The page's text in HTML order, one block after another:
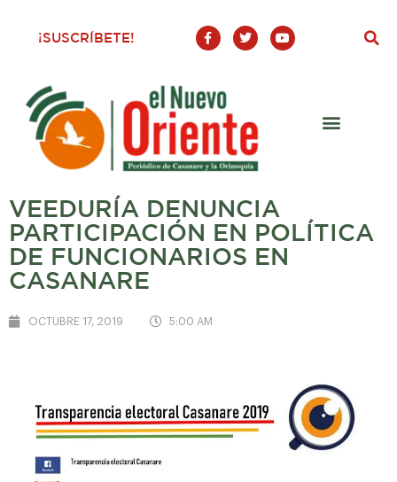
¡SUSCRÍBETE!
F
a
c
o
o
-
T
w
i
Y
o
u
VEEDURÍA DENUNCIA
PARTICIPACIÓN EN POLÍTICA
DE FUNCIONARIOS EN
CASANARE
OCTUBRE 17, 2019 5:00 AM